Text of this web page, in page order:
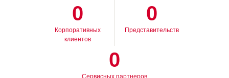
0
Корпоративных
клиентов
0
Представительств
0
Сервисных партнеров